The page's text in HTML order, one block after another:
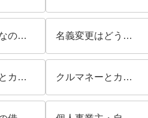
車検が明日なのにお金がないときの対処法 名義変更はどうなる？
クルマネーとカーリースを比較！向いているのはどっち？ クルマネーとカードローンを比較！選ぶべき方法とは？